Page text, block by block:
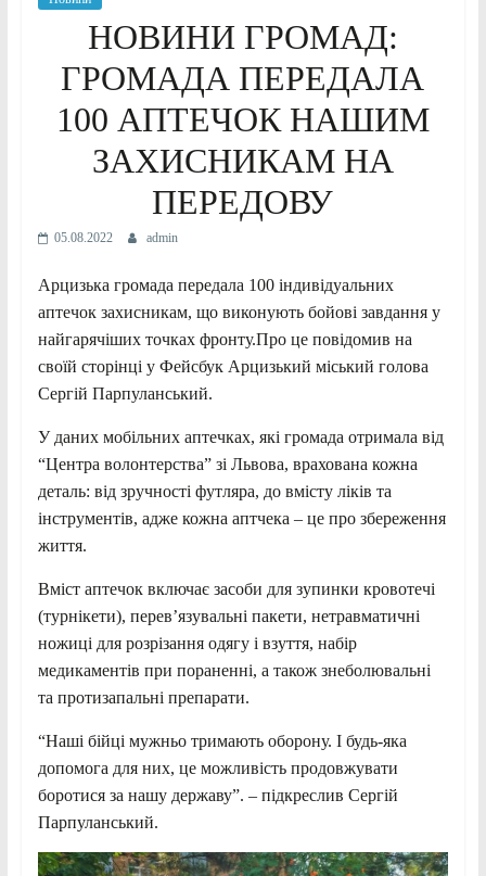
НОВИНИ ГРОМАД:
ГРОМАДА ПЕРЕДАЛА
100 АПТЕЧОК НАШИМ
ЗАХИСНИКАМ НА
ПЕРЕДОВУ
05.08.2022 admin
Арцизька громада передала 100 індивідуальних
аптечок захисникам, що виконують бойові завдання у
найгарячіших точках фронту.Про це повідомив на
своїй сторінці у Фейсбук Арцизький міський голова
Сергій Парпуланський.
У даних мобільних аптечках, які громада отримала від
“Центра волонтерства” зі Львова, врахована кожна
деталь: від зручності футляра, до вмісту ліків та
інструментів, адже кожна аптчека – це про збереження
життя.
Вміст аптечок включає засоби для зупинки кровотечі
(турнікети), перев’язувальні пакети, нетравматичні
ножиці для розрізання одягу і взуття, набір
медикаментів при пораненні, а також знеболювальні
та протизапальні препарати.
“Наші бійці мужньо тримають оборону. І будь-яка
допомога для них, це можливість продовжувати
боротися за нашу державу”. – підкреслив Сергій
Парпуланський.